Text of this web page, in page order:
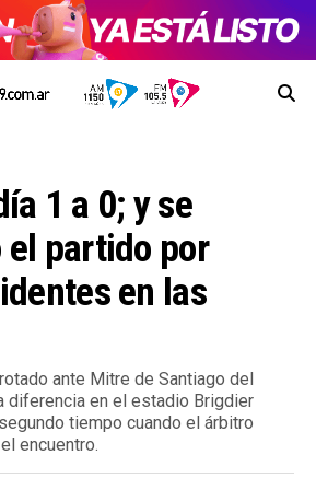
1 a 0; y se
partido por
en las
ante Mitre de Santiago del
diferencia en el estadio Brigdier
tiempo cuando el árbitro
encuentro.